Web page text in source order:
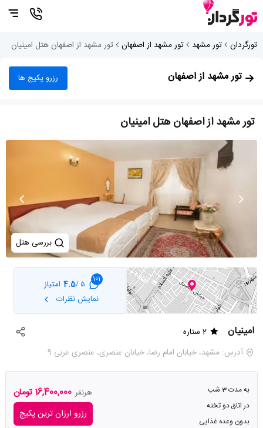
تورگردان تور مشهد تور مشهد از اصفهان تور مشهد از اصفهان هتل امینیان
تور مشهد از اصفهان رزرو پکیج ها
تور مشهد از اصفهان هتل امینیان
بررسی هتل
101
5 /
4.5 امتیاز
نمایش نظرات
امینیان
2 ستاره
آدرس: مشهد، خیابان امام رضا، خیابان عنصری، عنصری غربی 9
به مدت 3 شب
در اتاق دو تخته
بدون وعده غذایی
هرنفر 16,400,000 تومان
رزرو ارزان ترین پکیج